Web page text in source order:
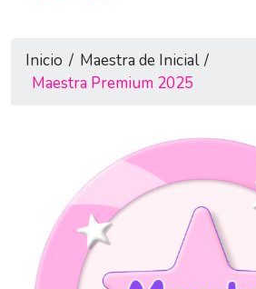
Inicio / Maestra de Inicial /
Maestra Premium 2025